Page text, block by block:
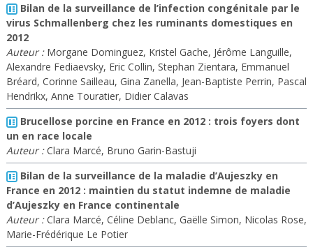
Bilan de la surveillance de l’infection congénitale par le
virus Schmallenberg chez les ruminants domestiques en
2012
Auteur :Morgane Dominguez, Kristel Gache, Jérôme Languille,
Alexandre Fediaevsky, Eric Collin, Stephan Zientara, Emmanuel
Bréard, Corinne Sailleau, Gina Zanella, Jean-Baptiste Perrin, Pascal
Hendrikx, Anne Touratier, Didier Calavas
Brucellose porcine en France en 2012 : trois foyers dont
un en race locale
Auteur :Clara Marcé, Bruno Garin-Bastuji
Bilan de la surveillance de la maladie d’Aujeszky en
France en 2012 : maintien du statut indemne de maladie
d’Aujeszky en France continentale
Auteur :Clara Marcé, Céline Deblanc, Gaëlle Simon, Nicolas Rose,
Marie-Frédérique Le Potier